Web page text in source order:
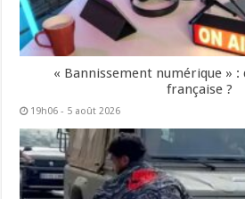
« Bannissement numérique »
française ?
19h06 - 5 août 2026